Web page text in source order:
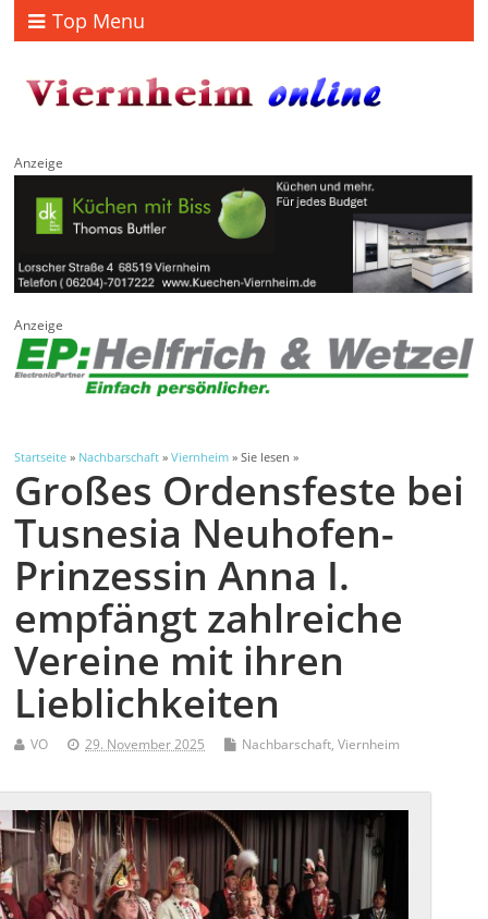
Top Menu
Anzeige
Anzeige
Startseite » Nachbarschaft »Viernheim » Sie lesen »
Großes Ordensfeste bei
Tusnesia Neuhofen-
Prinzessin Anna I.
empfängt zahlreiche
Vereine mit ihren
Lieblichkeiten
VO 29. November 2025 Nachbarschaft,Viernheim